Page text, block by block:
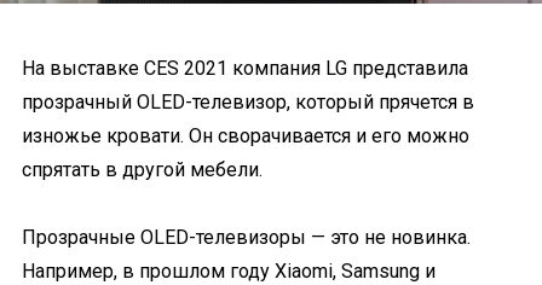
На выставке CES 2021 компания LG представила
прозрачный OLED-телевизор, который прячется в
изножье кровати. Он сворачивается и его можно
спрятать в другой мебели.
Прозрачные OLED-телевизоры — это не новинка.
Например, в прошлом году Xiaomi, Samsung и